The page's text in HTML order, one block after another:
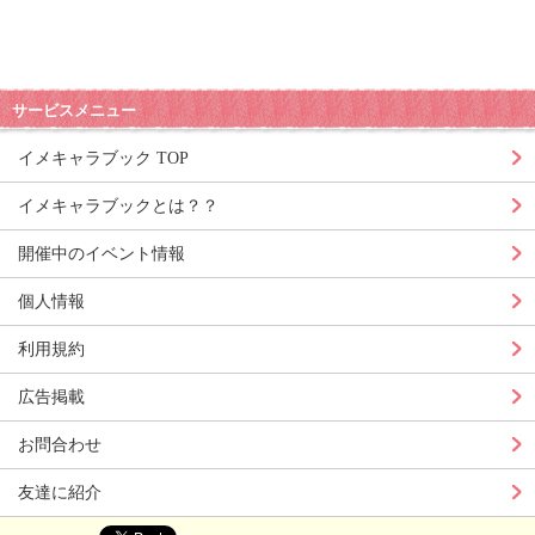
サービスメニュー
イメキャラブック TOP
イメキャラブックとは？？
開催中のイベント情報
個人情報
利用規約
広告掲載
お問合わせ
友達に紹介